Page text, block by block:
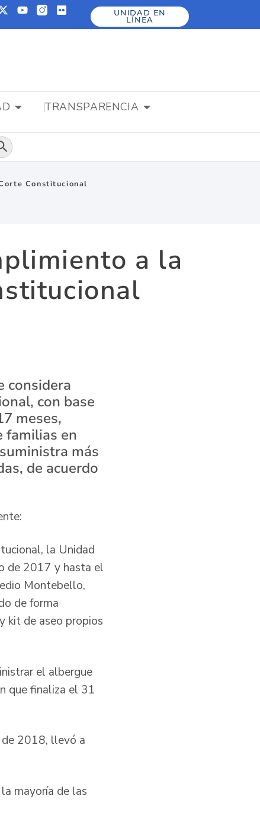
UNIDAD EN
LÍNEA
TRANSPARENCIA
de búsqueda
Constitucional
a la
considera
con base
meses,
familias en
más
de acuerdo
la Unidad
de 2017 y hasta el
Montebello,
de forma
kit de aseo propios
el albergue
que finaliza el 31
2018, llevó a
mayoría de las